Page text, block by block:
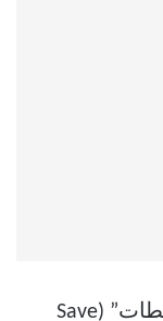
بعد ذلك، قم بتفعيل خيار “حفظ اللقطات” (Save